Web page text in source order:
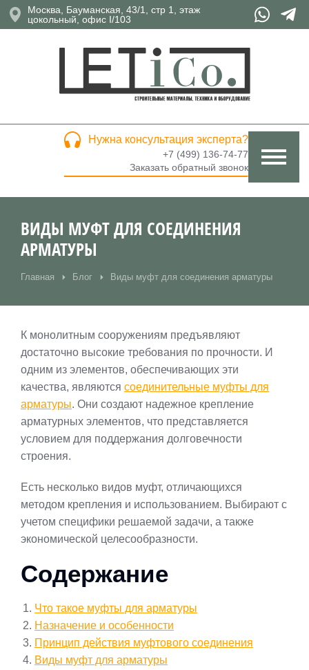
Москва, Бауманская, 43/1, стр 1, этаж
цокольный, офис I/103
Нужна консультация эксперта?
+7 (499) 136-74-77
Заказать обратный звонок
ВИДЫ МУФТ ДЛЯ СОЕДИНЕНИЯ
АРМАТУРЫ
Вы здесь:
Главная Блог Виды муфт для соединения арматуры
К монолитным сооружениям предъявляют
достаточно высокие требования по прочности. И
одним из элементов, обеспечивающих эти
качества, являются соединительные муфты для
арматуры. Они создают надежное крепление
арматурных элементов, что представляется
условием для поддержания долговечности
строения.
Есть несколько видов муфт, отличающихся
методом крепления и использованием. Выбирают с
учетом специфики решаемой задачи, а также
экономической целесообразности.
Содержание
Что такое муфты для арматуры
Назначение и особенности
Принцип действия муфтового соединения
Виды муфт для арматуры